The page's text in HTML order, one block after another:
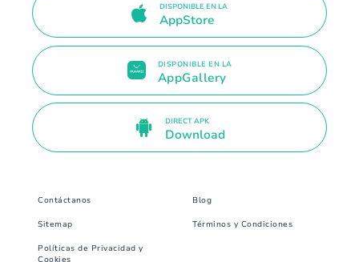
DISPONIBLE EN LA
AppStore
DISPONIBLE EN LA
AppGallery
DIRECT APK
Download
Contáctanos Blog
Sitemap Términos y Condiciones
Políticas de Privacidad y